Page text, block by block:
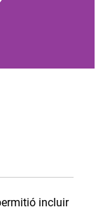
incluir